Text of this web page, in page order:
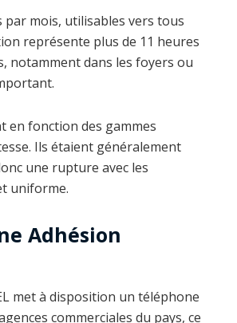
mois, utilisables vers tous
représente plus de 11 heures
notamment dans les foyers ou
en fonction des gammes
Ils étaient généralement
une rupture avec les
uniforme.
Adhésion
met à disposition un téléphone
commerciales du pays, ce